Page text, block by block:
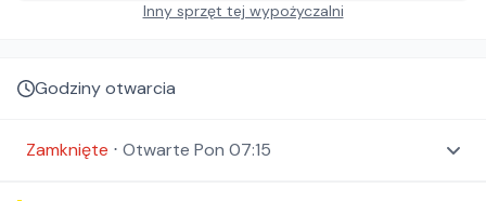
Inny sprzęt tej wypożyczalni
Godziny otwarcia
Zamknięte ⋅ Otwarte Pon 07:15